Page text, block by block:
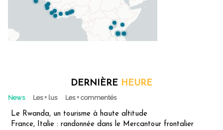
DERNIÈRE HEURE
News Les + lus Les + commentés
Le Rwanda, un tourisme à haute altitude
France, Italie : randonnée dans le Mercantour frontalier